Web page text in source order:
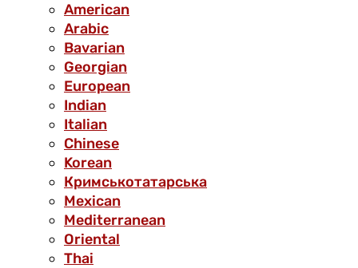
American
Arabic
Bavarian
Georgian
European
Indian
Italian
Chinese
Korean
Кримськотатарська
Mexican
Mediterranean
Oriental
Thai